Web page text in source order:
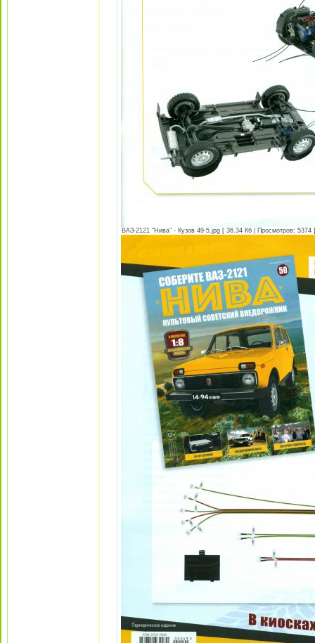
ВАЗ-2121 "Нива" - Кузов 49-5.jpg [ 36.34 Кб | Просмотров: 5374 ]